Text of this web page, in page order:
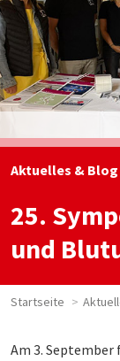
Aktuelles & Blog
25.
und
Startseite
Am 3.